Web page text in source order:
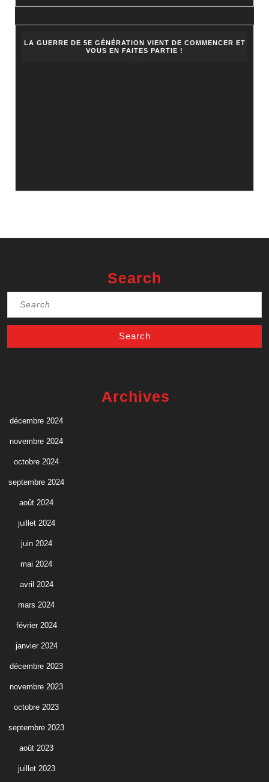
LA GUERRE DE 5E GÉNÉRATION VIENT DE COMMENCER ET
VOUS EN FAITES PARTIE !
Search
Archives
décembre 2024
novembre 2024
octobre 2024
septembre 2024
août 2024
juillet 2024
juin 2024
mai 2024
avril 2024
mars 2024
février 2024
janvier 2024
décembre 2023
novembre 2023
octobre 2023
septembre 2023
août 2023
juillet 2023